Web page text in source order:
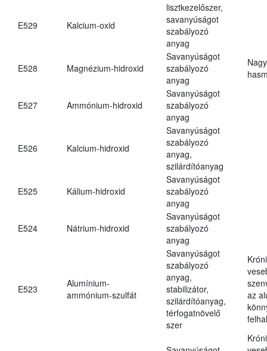
E529 Kalcium-oxid
lisztkezelőszer,
savanyúságot
szabályozó
anyag
E528 Magnézium-hidroxid
Savanyúságot
szabályozó
anyag
E527 Ammónium-hidroxid
Savanyúságot
szabályozó
anyag
E526 Kalcium-hidroxid
Savanyúságot
szabályozó
anyag,
szilárdítóanyag
E525 Kálium-hidroxid
Savanyúságot
szabályozó
anyag
E524 Nátrium-hidroxid
Savanyúságot
szabályozó
anyag
E523
Alumínium-
ammónium-szulfát
Savanyúságot
szabályozó
anyag,
stabilizátor,
szilárdítóanyag,
térfogatnövelő
szer
az